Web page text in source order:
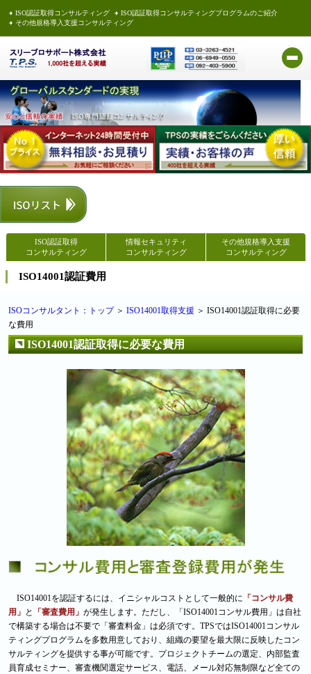
ISO認証取得コンサルティング
ISO認証取得コンサルティングプログラムのご紹介
その他規格導入支援コンサルティング
ISO認証取得
コンサルティング
情報セキュリティ
コンサルティング
その他規格導入支援
コンサルティング
ISO14001認証費用
ISOコンサルタント：トップ＞ ISO14001取得支援 ＞ ISO14001認証取得に必要
な費用
ISO14001認証取得に必要な費用
ISO14001を認証するには、イニシャルコストとして一般的に 「コンサル費
用」 と 「審査費用」 が発生します。ただし、「ISO14001コンサル費用」は自社
で構築する場合は不要で「審査料金」は必須です。TPSではISO14001コンサル
ティングプログラムを多数用意しており、組織の要望を最大限に反映したコン
サルティングを提供する事が可能です。プロジェクトチームの選定、内部監査
員育成セミナー、審査機関選定サービス、電話、メール対応無制限など全ての